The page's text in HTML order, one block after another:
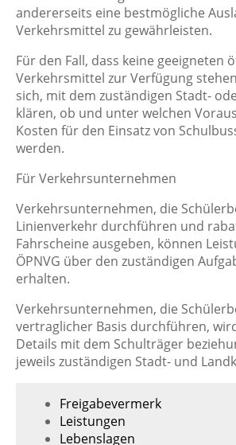
andererseits eine bestmögliche
Verkehrsmittel zu gewährleisten.
Für den Fall, dass keine geeigneten
Verkehrsmittel zur Verfügung
sich, mit dem zuständigen Stadt-
klären, ob und unter welchen
Kosten für den Einsatz von
werden.
Für Verkehrsunternehmen
Verkehrsunternehmen, die
Linienverkehr durchführen und
Fahrscheine ausgeben, können
ÖPNVG über den zuständigen
erhalten.
Verkehrsunternehmen, die
vertraglicher Basis durchführen,
Details mit dem Schulträger
jeweils zuständigen Stadt- und
Freigabevermerk
Leistungen
Lebenslagen